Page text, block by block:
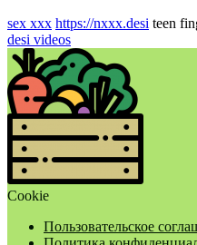
sex xxx https://nxxx.desi teen
desi videos
Cookie
Пользовательское